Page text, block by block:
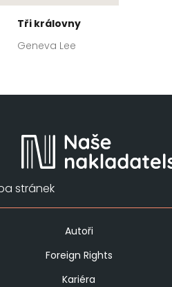
Tři královny
Geneva Lee
stránek
Autoři
Foreign Rights
Kariéra